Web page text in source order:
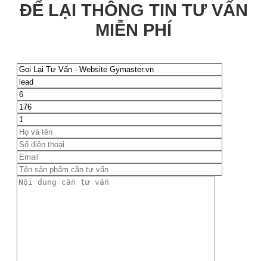
ĐỂ LẠI THÔNG TIN TƯ VẤN
MIỄN PHÍ